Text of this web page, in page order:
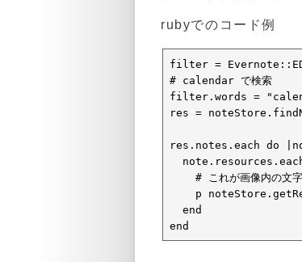
rubyでのコード例
filter =
# calendar で検索
filter.words =
res =
res.notes.each do
# これが画像内の文字
p
end
end